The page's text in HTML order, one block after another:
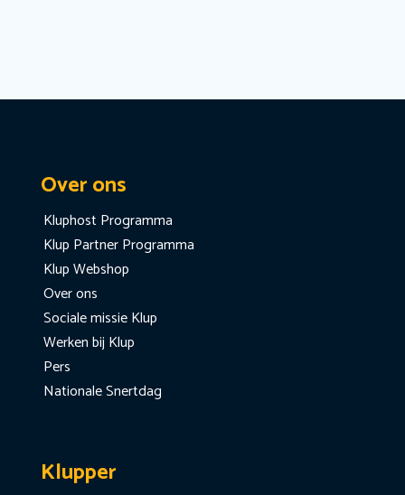
Over ons
Kluphost Programma
Klup Partner Programma
Klup Webshop
Over ons
Sociale missie Klup
Werken bij Klup
Pers
Nationale Snertdag
Klupper